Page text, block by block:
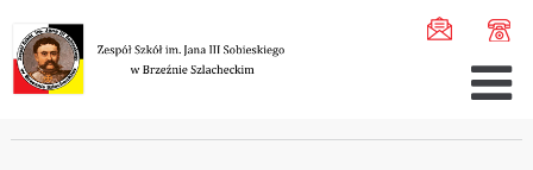
Spotkan ...
SPOTKANIE AUTORSKIE Z PAULINĄ HENDEL